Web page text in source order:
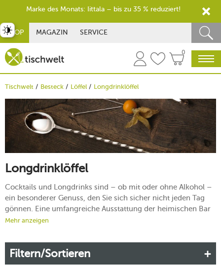
SHOP MAGAZIN SERVICE
0
Tischwelt Besteck Löffel Longdrinklöffel
Longdrinklöffel
Cocktails und Longdrinks sind – ob mit oder ohne Alkohol –
ein besonderer Genuss, den Sie sich sicher nicht jeden Tag
gönnen. Eine umfangreiche Ausstattung der heimischen Bar
ist deshalb umso wichtiger: Schließlich wollen Sie für sich
Bei tischwelt finden Sie eine Auswahl an Longdrinklöffeln
aller Art, mit deren Hilfe Sie perfekte Drinks zubereiten und
servieren.
Mehr anzeigen
Filtern/Sortieren
umschalten
Marke des Monats: Iittala – bis zu 35 % reduziert!